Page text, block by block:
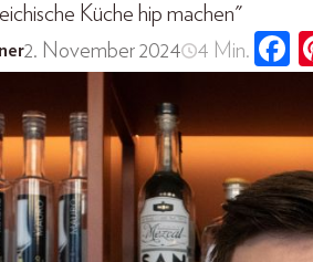
Küche hip machen"
2. November 2024 4 Min.